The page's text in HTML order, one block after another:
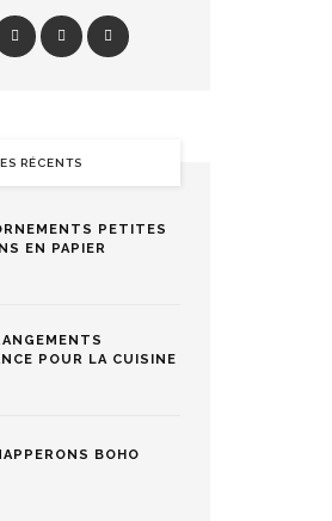
RÉCENTS
PETITES
EN PAPIER
POUR LA CUISINE
BOHO